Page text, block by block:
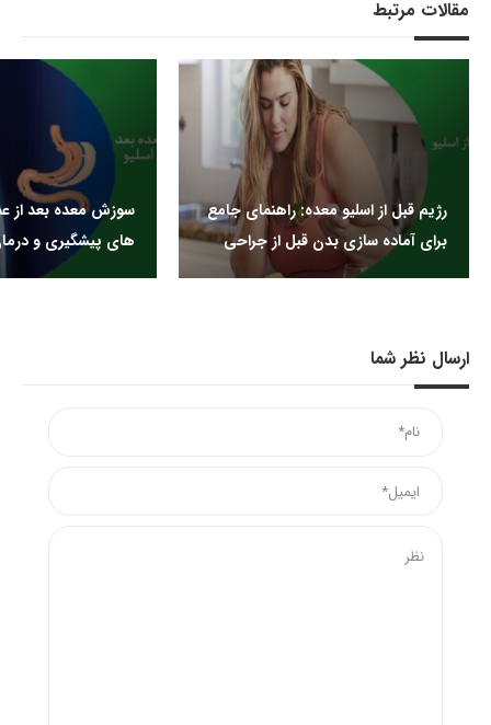
مقالات مرتبط
رژیم قبل از اسلیو معده: راهنمای جامع
برای آماده سازی بدن قبل از جراحی
سوزش معده بعد از
های پیشگیری و
ارسال نظر شما